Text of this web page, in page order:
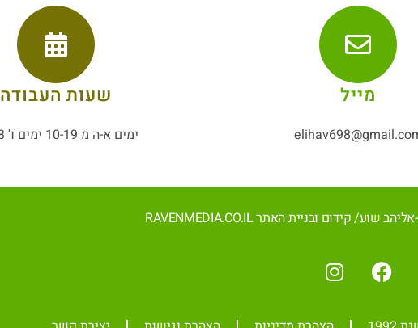
מייל שעות העבודה
ימים א-ה מ 10-19 ימים ו' 10-13